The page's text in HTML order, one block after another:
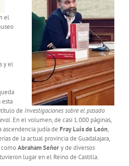
el
y el
esta
de Investigaciones sobre el pasado
. En el volumen, de casi 1.000 páginas,
ascendencia judía de Fray Luis de León,
de la actual provincia de Guadalajara,
comoAbraham Señory de diversos
lugar en el Reino de Castilla.